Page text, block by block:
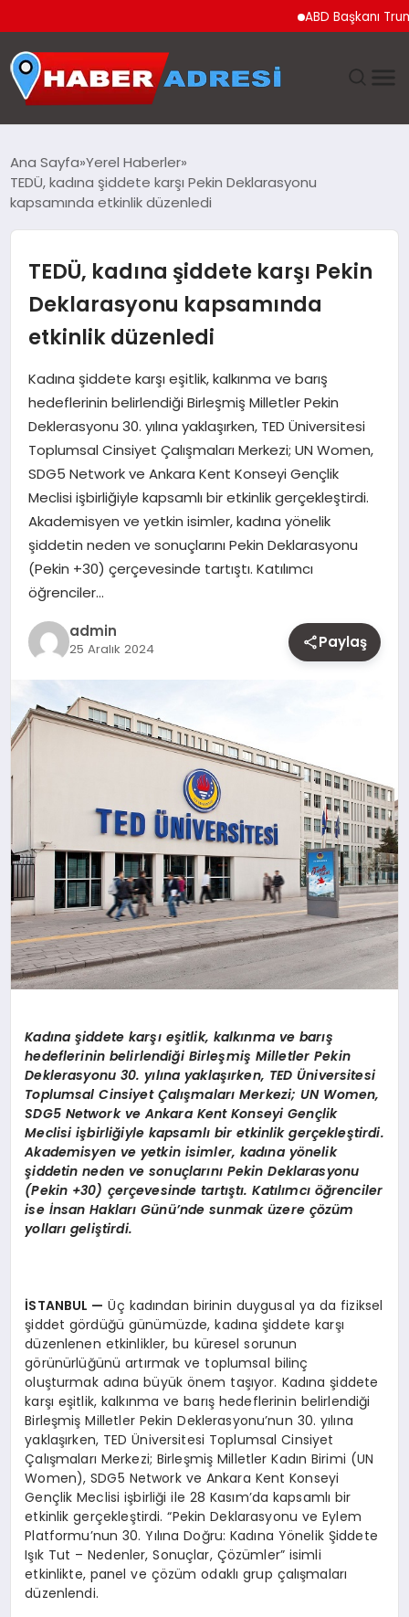
ABD Başkanı
GÜNDEM
TEKNOLOJI
EĞITIM
MAGAZIN
YAŞAM
OTOMOBIL
Ana Sayfa Yerel Haberler
TEDÜ, kadına şiddete karşı Pekin Deklarasyonu
kapsamında etkinlik düzenledi
TEDÜ, kadına şiddete karşı Pekin
Deklarasyonu kapsamında
etkinlik düzenledi
Kadına şiddete karşı eşitlik, kalkınma ve barış
hedeflerinin belirlendiği Birleşmiş Milletler Pekin
Deklerasyonu 30. yılına yaklaşırken, TED Üniversitesi
Toplumsal Cinsiyet Çalışmaları Merkezi; UN Women,
SDG5 Network ve Ankara Kent Konseyi Gençlik
Meclisi işbirliğiyle kapsamlı bir etkinlik gerçekleştirdi.
Akademisyen ve yetkin isimler, kadına yönelik
şiddetin neden ve sonuçlarını Pekin Deklarasyonu
(Pekin +30) çerçevesinde tartıştı. Katılımcı
öğrenciler…
admin
25 Aralık 2024 Paylaş
Kadına şiddete karşı eşitlik, kalkınma ve barış
hedeflerinin belirlendiği Birleşmiş Milletler Pekin
Deklerasyonu 30. yılına yaklaşırken, TED Üniversitesi
Toplumsal Cinsiyet Çalışmaları Merkezi; UN Women,
SDG5 Network ve Ankara Kent Konseyi Gençlik
Meclisi işbirliğiyle kapsamlı bir etkinlik gerçekleştirdi.
Akademisyen ve yetkin isimler, kadına yönelik
şiddetin neden ve sonuçlarını Pekin Deklarasyonu
(Pekin +30) çerçevesinde tartıştı. Katılımcı öğrenciler
ise İnsan Hakları Günü’nde sunmak üzere çözüm
yolları geliştirdi.
İSTANBUL — Üç kadından birinin duygusal ya da fiziksel
şiddet gördüğü günümüzde, kadına şiddete karşı
düzenlenen etkinlikler, bu küresel sorunun
görünürlüğünü artırmak ve toplumsal bilinç
oluşturmak adına büyük önem taşıyor. Kadına şiddete
karşı eşitlik, kalkınma ve barış hedeflerinin belirlendiği
Birleşmiş Milletler Pekin Deklerasyonu’nun 30. yılına
yaklaşırken, TED Üniversitesi Toplumsal Cinsiyet
Çalışmaları Merkezi; Birleşmiş Milletler Kadın Birimi (UN
Women), SDG5 Network ve Ankara Kent Konseyi
Gençlik Meclisi işbirliği ile 28 Kasım’da kapsamlı bir
etkinlik gerçekleştirdi. “Pekin Deklarasyonu ve Eylem
Platformu’nun 30. Yılına Doğru: Kadına Yönelik Şiddete
Işık Tut – Nedenler, Sonuçlar, Çözümler” isimli
etkinlikte, panel ve çözüm odaklı grup çalışmaları
düzenlendi.